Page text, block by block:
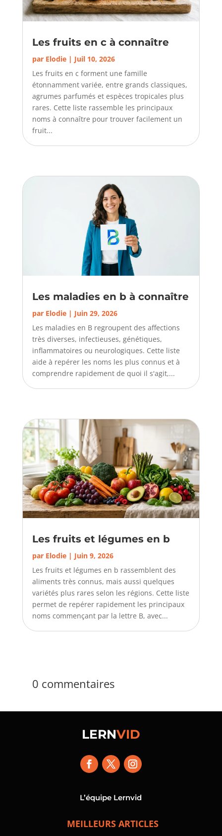
Les fruits en c à connaître
par Elodie| Juil 10, 2026
Les fruits en c forment une famille
étonnamment variée, entre grands classiques,
agrumes parfumés et espèces tropicales plus
rares. Cette liste rassemble les principaux
noms à connaître pour trouver facilement un
fruit...
Les maladies en b à connaître
par Elodie| Juin 29, 2026
Les maladies en B regroupent des affections
très diverses, infectieuses, génétiques,
inflammatoires ou neurologiques. Cette liste
aide à repérer les noms les plus connus et à
comprendre rapidement de quoi il s'agit,...
Les fruits et légumes en b
par Elodie| Juin 9, 2026
Les fruits et légumes en b rassemblent des
aliments très connus, mais aussi quelques
variétés plus rares selon les régions. Cette liste
permet de repérer rapidement les principaux
noms commençant par la lettre B, avec...
0 commentaires
LERNVID
L’équipe Lernvid
MEILLEURS ARTICLES